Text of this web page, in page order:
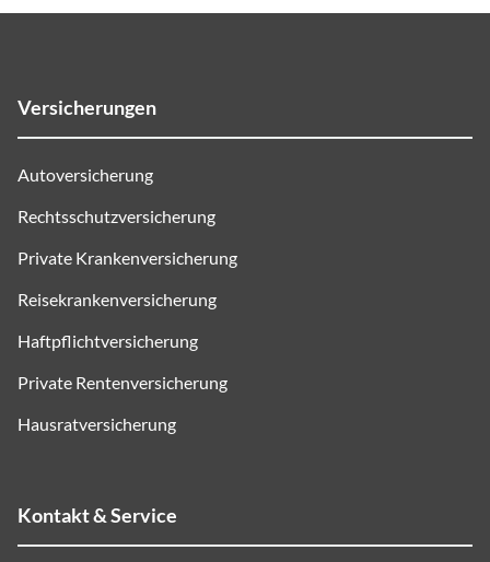
Versicherungen
Autoversicherung
Rechtsschutzversicherung
Private Krankenversicherung
Reisekrankenversicherung
Haftpflichtversicherung
Private Rentenversicherung
Hausratversicherung
Kontakt & Service